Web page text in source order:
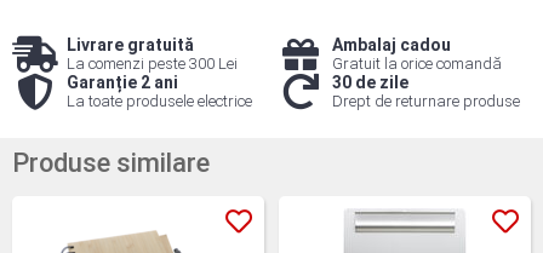
Livrare gratuită
La comenzi peste 300 Lei
Ambalaj cadou
Gratuit la orice comandă
Garanție 2 ani
La toate produsele electrice
30 de zile
Drept de returnare produse
Produse similare